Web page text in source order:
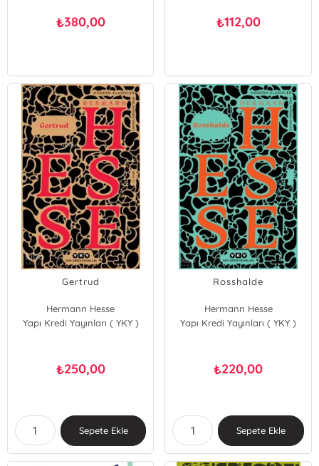
₺380,00 ₺112,00
Gertrud
Hermann Hesse
Yapı Kredi Yayınları ( YKY )
₺250,00
Sepete Ekle
Rosshalde
Hermann Hesse
Yapı Kredi Yayınları ( YKY )
₺220,00
Sepete Ekle